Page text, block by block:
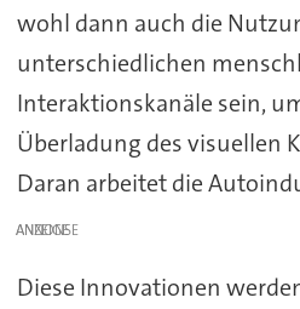
wohl dann auch die
unterschiedlichen
Interaktionskanäle sein,
Überladung des visuellen
Daran arbeitet die
ANZEIGE
Diese Innovationen